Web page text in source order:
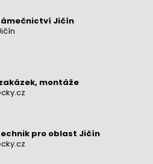
Jičín
montáže
pro oblast Jičín